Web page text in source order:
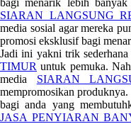
bagi menarik lebih
SIARAN LANGSUNG
media sosial agar mereka
promosi eksklusif bagi
Jadi ini yakni trik sederhana
TIMUR untuk pemuka.
media SIARAN
mempromosikan produknya.
bagi anda yang
JASA PENYIARAN